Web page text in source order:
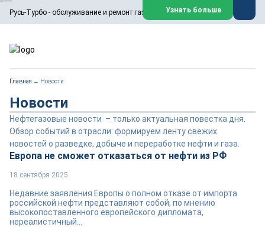
Русь-Турбо - обслуживание и ремонт газовых паровых турбин
ООО «Русь-Турбо» занимается сервисом газовых и паровых
турбин, комплексным ремонтом, восстановлением,
техническим обслуживанием оборудования ТЭС,
работают на нефтегазовых, нефтехимических,
металлургических и других предприятиях.
Реклама. ООО «Русь-Турбо», ИНН 7802588950
Перейти на сайт
Узнать больше
Главная → Новости
Новости
Нефтегазовые новости – только актуальная повестка дня.
Обзор событий в отрасли: формируем ленту свежих
новостей о разведке, добыче и переработке нефти и газа.
Европа не сможет отказаться от нефти из РФ
18 сентября 2025
Недавние заявления Европы о полном отказе от импорта
российской нефти представляют собой, по мнению
высокопоставленного европейского дипломата,
нереалистичный...